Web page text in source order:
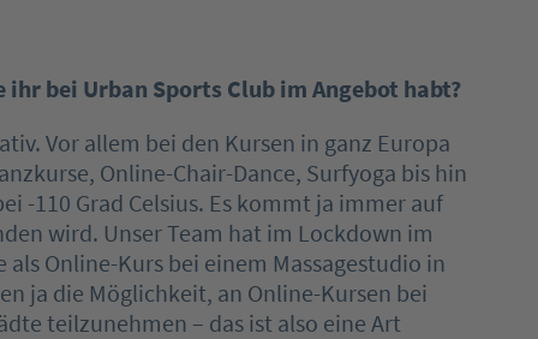
bei Urban Sports Club im Angebot habt?
Vor allem bei den Kursen in ganz Europa
Online-Chair-Dance, Surfyoga bis hin
-110 Grad Celsius. Es kommt ja immer auf
wird. Unser Team hat im Lockdown im
Online-Kurs bei einem Massagestudio in
ja die Möglichkeit, an Online-Kursen bei
teilzunehmen – das ist also eine Art